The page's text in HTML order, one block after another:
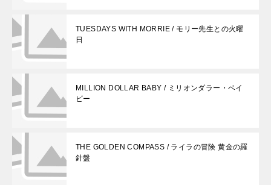
TUESDAYS WITH MORRIE / モリー先生との火曜
日
MILLION DOLLAR BABY / ミリオンダラー・ベイ
ビー
THE GOLDEN COMPASS / ライラの冒険 黄金の羅
針盤